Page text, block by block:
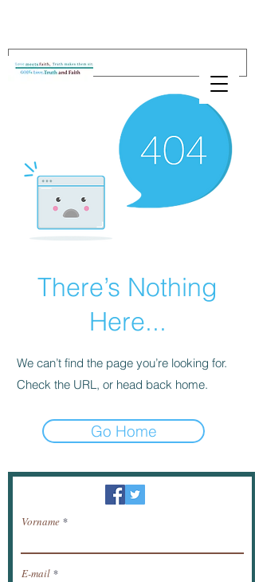
There’s Nothing
Here...
We can’t find the page you’re looking for.
Check the URL, or head back home.
Go Home
Newsletter / erhalten Nachrichten per E-Mail.
Vorname
E-mail